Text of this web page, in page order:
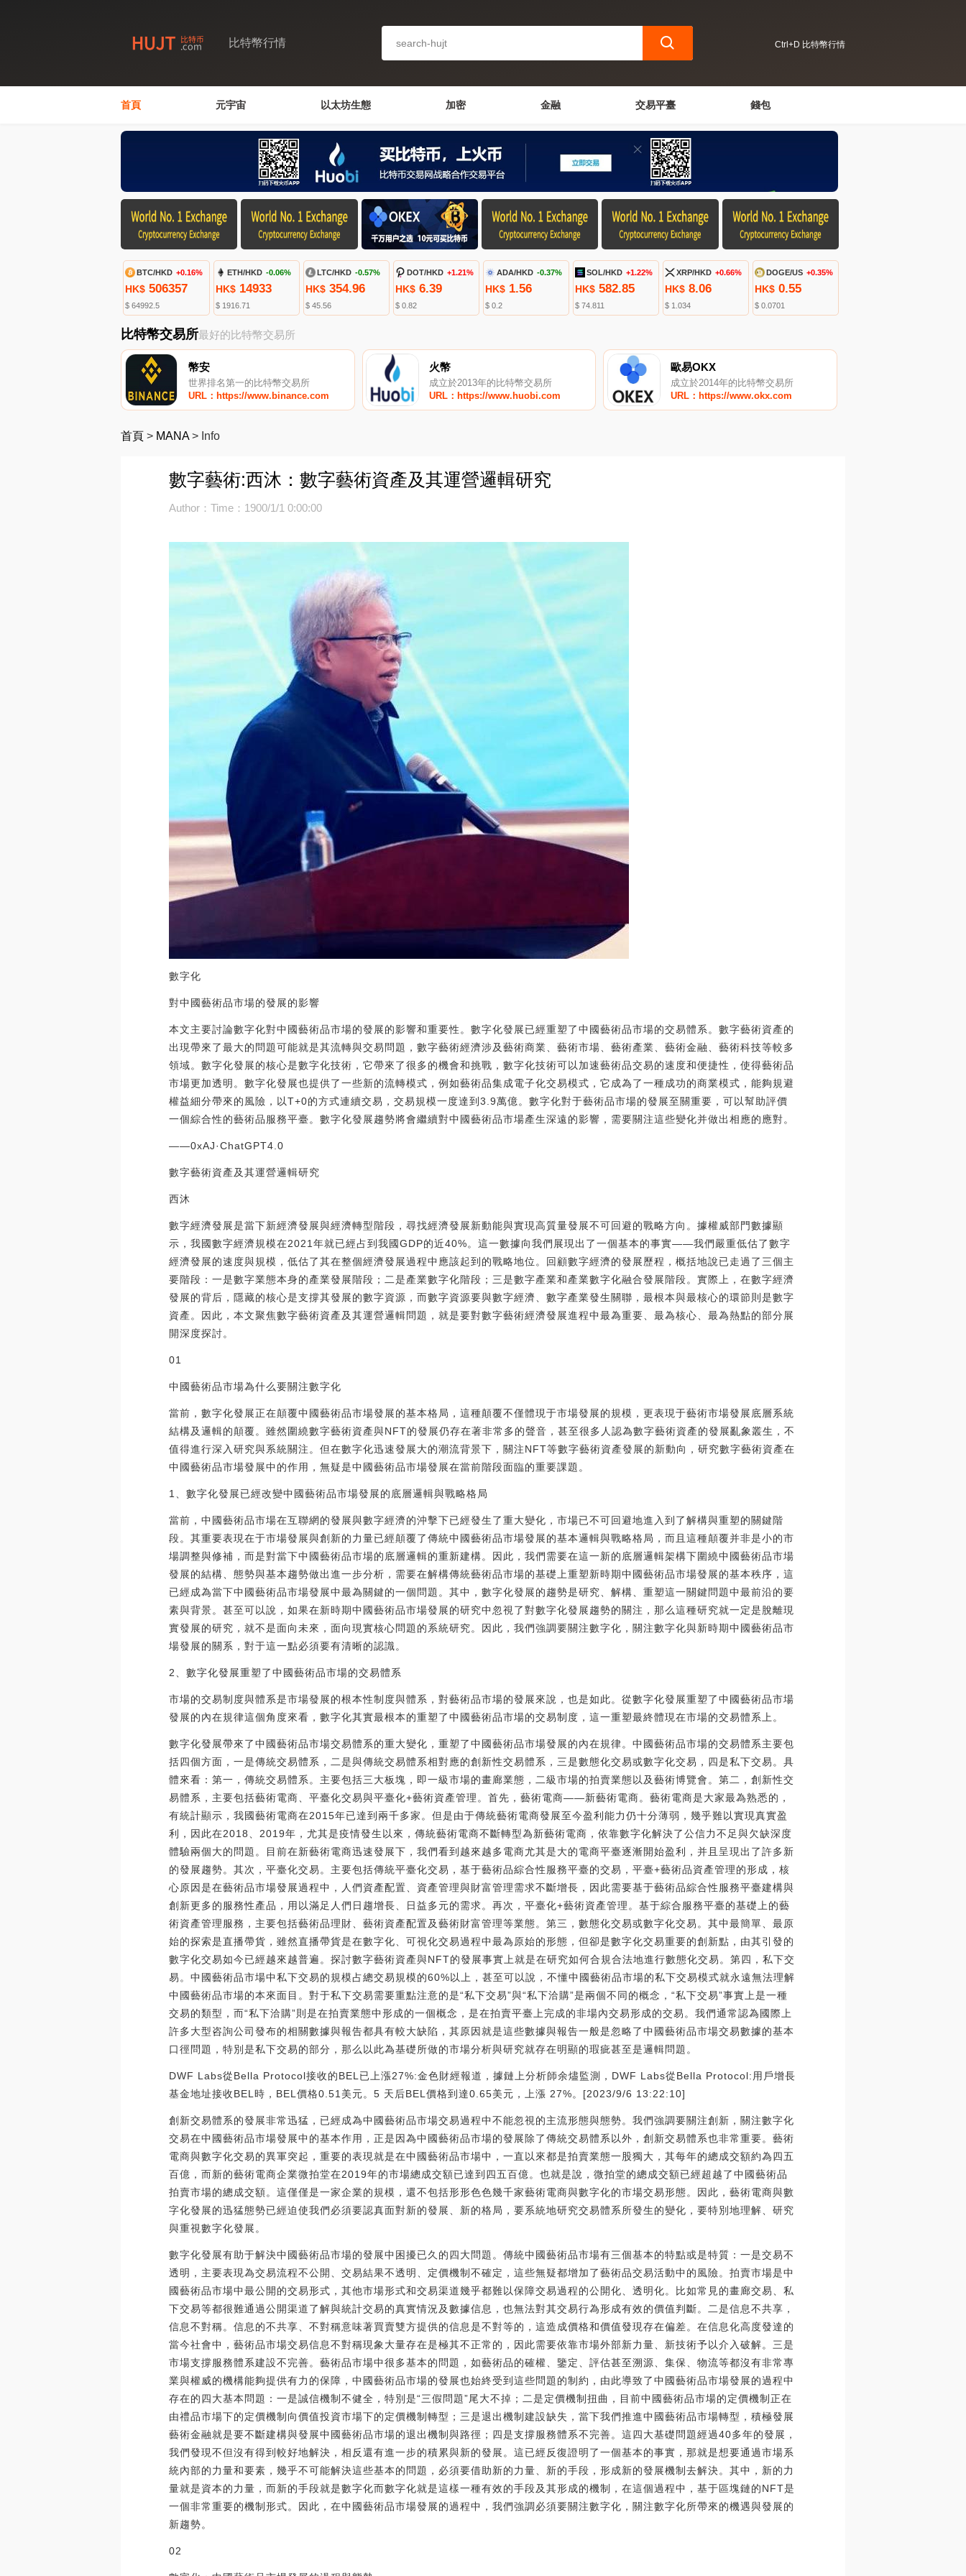
比特幣行情 Ctrl+D 比特幣行情
首頁 元宇宙 以太坊生態 加密 金融 交易平臺 錢包
BTC/HKD +0.16%
HK$ 506357
$ 64992.5
ETH/HKD -0.06%
HK$14933
$ 1916.71
LTC/HKD -0.57%
HK$354.96
$ 45.56
DOT/HKD +1.21%
HK$6.39
$ 0.82
ADA/HKD -0.37%
HK$1.56
$ 0.2
SOL/HKD +1.22%
HK$ 582.85
$ 74.811
XRP/HKD +0.66%
HK$ 8.06
$ 1.034
DOGE/US +0.35%
HK$ 0.55
$ 0.0701
比特幣交易所最好的比特幣交易所
幣安
世界排名第一的比特幣交易所
URL：https://www.binance.com
火幣
成立於2013年的比特幣交易所
URL：https://www.huobi.com
歐易OKX
成立於2014年的比特幣交易所
URL：https://www.okx.com
首頁 > MANA> Info
數字藝術:西沐：數字藝術資產及其運營邏輯研究
Author：Time：1900/1/1 0:00:00
數字化
對中國藝術品市場的發展的影響
本文主要討論數字化對中國藝術品市場的發展的影響和重要性。數字化發展已經重塑了中國藝術品市場的交易體系。數字藝術資產的
出現帶來了最大的問題可能就是其流轉與交易問題，數字藝術經濟涉及藝術商業、藝術市場、藝術產業、藝術金融、藝術科技等較多
領域。數字化發展的核心是數字化技術，它帶來了很多的機會和挑戰，數字化技術可以加速藝術品交易的速度和便捷性，使得藝術品
市場更加透明。數字化發展也提供了一些新的流轉模式，例如藝術品集成電子化交易模式，它成為了一種成功的商業模式，能夠規避
權益細分帶來的風險，以T+0的方式連續交易，交易規模一度達到3.9萬億。數字化對于藝術品市場的發展至關重要，可以幫助評價
一個綜合性的藝術品服務平臺。數字化發展趨勢將會繼續對中國藝術品市場產生深遠的影響，需要關注這些變化并做出相應的應對。
——0xAJ·ChatGPT4.0
數字藝術資產及其運營邏輯研究
西沐
數字經濟發展是當下新經濟發展與經濟轉型階段，尋找經濟發展新動能與實現高質量發展不可回避的戰略方向。據權威部門數據顯
示，我國數字經濟規模在2021年就已經占到我國GDP的近40%。這一數據向我們展現出了一個基本的事實——我們嚴重低估了數字
經濟發展的速度與規模，低估了其在整個經濟發展過程中應該起到的戰略地位。回顧數字經濟的發展歷程，概括地說已走過了三個主
要階段：一是數字業態本身的產業發展階段；二是產業數字化階段；三是數字產業和產業數字化融合發展階段。實際上，在數字經濟
發展的背后，隱藏的核心是支撐其發展的數字資源，而數字資源要與數字經濟、數字產業發生關聯，最根本與最核心的環節則是數字
資產。因此，本文聚焦數字藝術資產及其運營邏輯問題，就是要對數字藝術經濟發展進程中最為重要、最為核心、最為熱點的部分展
開深度探討。
01
中國藝術品市場為什么要關注數字化
當前，數字化發展正在顛覆中國藝術品市場發展的基本格局，這種顛覆不僅體現于市場發展的規模，更表現于藝術市場發展底層系統
結構及邏輯的顛覆。雖然圍繞數字藝術資產與NFT的發展仍存在著非常多的聲音，甚至很多人認為數字藝術資產的發展亂象叢生，不
值得進行深入研究與系統關注。但在數字化迅速發展大的潮流背景下，關注NFT等數字藝術資產發展的新動向，研究數字藝術資產在
中國藝術品市場發展中的作用，無疑是中國藝術品市場發展在當前階段面臨的重要課題。
1、數字化發展已經改變中國藝術品市場發展的底層邏輯與戰略格局
當前，中國藝術品市場在互聯網的發展與數字經濟的沖擊下已經發生了重大變化，市場已不可回避地進入到了解構與重塑的關鍵階
段。其重要表現在于市場發展與創新的力量已經顛覆了傳統中國藝術品市場發展的基本邏輯與戰略格局，而且這種顛覆并非是小的市
場調整與修補，而是對當下中國藝術品市場的底層邏輯的重新建構。因此，我們需要在這一新的底層邏輯架構下圍繞中國藝術品市場
發展的結構、態勢與基本趨勢做出進一步分析，需要在解構傳統藝術品市場的基礎上重塑新時期中國藝術品市場發展的基本秩序，這
已經成為當下中國藝術品市場發展中最為關鍵的一個問題。其中，數字化發展的趨勢是研究、解構、重塑這一關鍵問題中最前沿的要
素與背景。甚至可以說，如果在新時期中國藝術品市場發展的研究中忽視了對數字化發展趨勢的關注，那么這種研究就一定是脫離現
實發展的研究，就不是面向未來，面向現實核心問題的系統研究。因此，我們強調要關注數字化，關注數字化與新時期中國藝術品市
場發展的關系，對于這一點必須要有清晰的認識。
2、數字化發展重塑了中國藝術品市場的交易體系
市場的交易制度與體系是市場發展的根本性制度與體系，對藝術品市場的發展來說，也是如此。從數字化發展重塑了中國藝術品市場
發展的內在規律這個角度來看，數字化其實最根本的重塑了中國藝術品市場的交易制度，這一重塑最終體現在市場的交易體系上。
數字化發展帶來了中國藝術品市場交易體系的重大變化，重塑了中國藝術品市場發展的內在規律。中國藝術品市場的交易體系主要包
括四個方面，一是傳統交易體系，二是與傳統交易體系相對應的創新性交易體系，三是數態化交易或數字化交易，四是私下交易。具
體來看：第一，傳統交易體系。主要包括三大板塊，即一級市場的畫廊業態，二級市場的拍賣業態以及藝術博覽會。第二，創新性交
易體系，主要包括藝術電商、平臺化交易與平臺化+藝術資產管理。首先，藝術電商——新藝術電商。藝術電商是大家最為熟悉的，
有統計顯示，我國藝術電商在2015年已達到兩千多家。但是由于傳統藝術電商發展至今盈利能力仍十分薄弱，幾乎難以實現真實盈
利，因此在2018、2019年，尤其是疫情發生以來，傳統藝術電商不斷轉型為新藝術電商，依靠數字化解決了公信力不足與欠缺深度
體驗兩個大的問題。目前在新藝術電商迅速發展下，我們看到越來越多電商尤其是大的電商平臺逐漸開始盈利，并且呈現出了許多新
的發展趨勢。其次，平臺化交易。主要包括傳統平臺化交易，基于藝術品綜合性服務平臺的交易，平臺+藝術品資產管理的形成，核
心原因是在藝術品市場發展過程中，人們資產配置、資產管理與財富管理需求不斷增長，因此需要基于藝術品綜合性服務平臺建構與
創新更多的服務性產品，用以滿足人們日趨增長、日益多元的需求。再次，平臺化+藝術資產管理。基于綜合服務平臺的基礎上的藝
術資產管理服務，主要包括藝術品理財、藝術資產配置及藝術財富管理等業態。第三，數態化交易或數字化交易。其中最簡單、最原
始的探索是直播帶貨，雖然直播帶貨是在數字化、可視化交易過程中最為原始的形態，但卻是數字化交易重要的創新點，由其引發的
數字化交易如今已經越來越普遍。探討數字藝術資產與NFT的發展事實上就是在研究如何合規合法地進行數態化交易。第四，私下交
易。中國藝術品市場中私下交易的規模占總交易規模的60%以上，甚至可以說，不懂中國藝術品市場的私下交易模式就永遠無法理解
中國藝術品市場的本來面目。對于私下交易需要重點注意的是“私下交易”與“私下洽購”是兩個不同的概念，“私下交易”事實上是一種
交易的類型，而“私下洽購”則是在拍賣業態中形成的一個概念，是在拍賣平臺上完成的非場內交易形成的交易。我們通常認為國際上
許多大型咨詢公司發布的相關數據與報告都具有較大缺陷，其原因就是這些數據與報告一般是忽略了中國藝術品市場交易數據的基本
口徑問題，特別是私下交易的部分，那么以此為基礎所做的市場分析與研究就存在明顯的瑕疵甚至是邏輯問題。
DWF Labs從Bella Protocol接收的BEL已上漲27%:金色財經報道，據鏈上分析師余燼監測，DWF Labs從Bella Protocol:用戶增長
基金地址接收BEL時，BEL價格0.51美元。5 天后BEL價格到達0.65美元，上漲 27%。[2023/9/6 13:22:10]
創新交易體系的發展非常迅猛，已經成為中國藝術品市場交易過程中不能忽視的主流形態與態勢。我們強調要關注創新，關注數字化
交易在中國藝術品市場發展中的基本作用，正是因為中國藝術品市場的發展除了傳統交易體系以外，創新交易體系也非常重要。藝術
電商與數字化交易的異軍突起，重要的表現就是在中國藝術品市場中，一直以來都是拍賣業態一股獨大，其每年的總成交額約為四五
百億，而新的藝術電商企業微拍堂在2019年的市場總成交額已達到四五百億。也就是說，微拍堂的總成交額已經超越了中國藝術品
拍賣市場的總成交額。這僅僅是一家企業的規模，還不包括形形色色幾千家藝術電商與數字化的市場交易形態。因此，藝術電商與數
字化發展的迅猛態勢已經迫使我們必須要認真面對新的發展、新的格局，要系統地研究交易體系所發生的變化，要特別地理解、研究
與重視數字化發展。
數字化發展有助于解決中國藝術品市場的發展中困擾已久的四大問題。傳統中國藝術品市場有三個基本的特點或是特質：一是交易不
透明，主要表現為交易流程不公開、交易結果不透明、定價機制不確定，這些無疑都增加了藝術品交易活動中的風險。拍賣市場是中
國藝術品市場中最公開的交易形式，其他市場形式和交易渠道幾乎都難以保障交易過程的公開化、透明化。比如常見的畫廊交易、私
下交易等都很難通過公開渠道了解與統計交易的真實情況及數據信息，也無法對其交易行為形成有效的價值判斷。二是信息不共享，
信息不對稱。信息的不共享、不對稱意味著買賣雙方提供的信息是不對等的，這造成價格和價值發現存在偏差。在信息化高度發達的
當今社會中，藝術品市場交易信息不對稱現象大量存在是極其不正常的，因此需要依靠市場外部新力量、新技術予以介入破解。三是
市場支撐服務體系建設不完善。藝術品市場中很多基本的問題，如藝術品的確權、鑒定、評估甚至溯源、集保、物流等都沒有非常專
業與權威的機構能夠提供有力的保障，中國藝術品市場的發展也始終受到這些問題的制約，由此導致了中國藝術品市場發展的過程中
存在的四大基本問題：一是誠信機制不健全，特別是“三假問題”尾大不掉；二是定價機制扭曲，目前中國藝術品市場的定價機制正在
由禮品市場下的定價機制向價值投資市場下的定價機制轉型；三是退出機制建設缺失，當下我們推進中國藝術品市場轉型，積極發展
藝術金融就是要不斷建構與發展中國藝術品市場的退出機制與路徑；四是支撐服務體系不完善。這四大基礎問題經過40多年的發展，
我們發現不但沒有得到較好地解決，相反還有進一步的積累與新的發展。這已經反復證明了一個基本的事實，那就是想要通過市場系
統內部的力量和要素，幾乎不可能解決這些基本的問題，必須要借助新的力量、新的手段，形成新的發展機制去解決。其中，新的力
量就是資本的力量，而新的手段就是數字化而數字化就是這樣一種有效的手段及其形成的機制，在這個過程中，基于區塊鏈的NFT是
一個非常重要的機制形式。因此，在中國藝術品市場發展的過程中，我們強調必須要關注數字化，關注數字化所帶來的機遇與發展的
新趨勢。
02